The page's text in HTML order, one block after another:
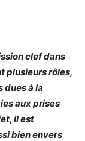
clef dans
plusieurs rôles,
dues à la
aux prises
il est
bien envers